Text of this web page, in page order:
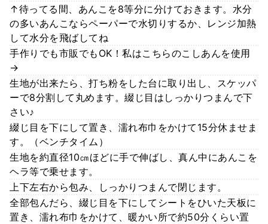
↑待ってる間、あんこを8等分に分けておきます。水分
の多いあんこならペーパーで水切りするか、レンジ加熱
して水分を飛ばしてね
手作りでも市販でもOK！私はこちらのこしあんを使用
→
生地が出来たら、打ち粉をした台に取り出し、スケッパ
ーで8分割して丸めます。綴じ目はしっかりつまんで下
さい♪
綴じ目を下にして置き、濡れ布巾をかけて15分休ませま
す。（ベンチタイム）
生地を約直径10㎝ほどに手で伸ばし、真ん中にあんこを
ヘラ等で乗せます。
上下左右から包み、しっかりつまんで閉じます。
全部包んだら、綴じ目を下にしてシートをひいた天板に
置き、濡れ布巾をかけて、暖かい所で約50分くらい置